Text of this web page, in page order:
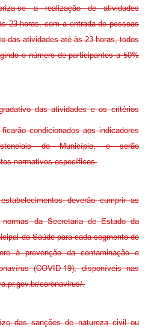
se a realização de atividades
23 horas, com a entrada de pessoas
das atividades até às 23 horas, todos
o número de participantes a 50%
das atividades e os critérios
condicionados aos indicadores
do Município, e serão
normativos específicos.
deverão cumprir as
normas da Secretaria de Estado da
da Saúde para cada segmento de
à prevenção da contaminação e
(COVID-19), disponíveis nas
coronavirus/.
das sanções de natureza civil ou